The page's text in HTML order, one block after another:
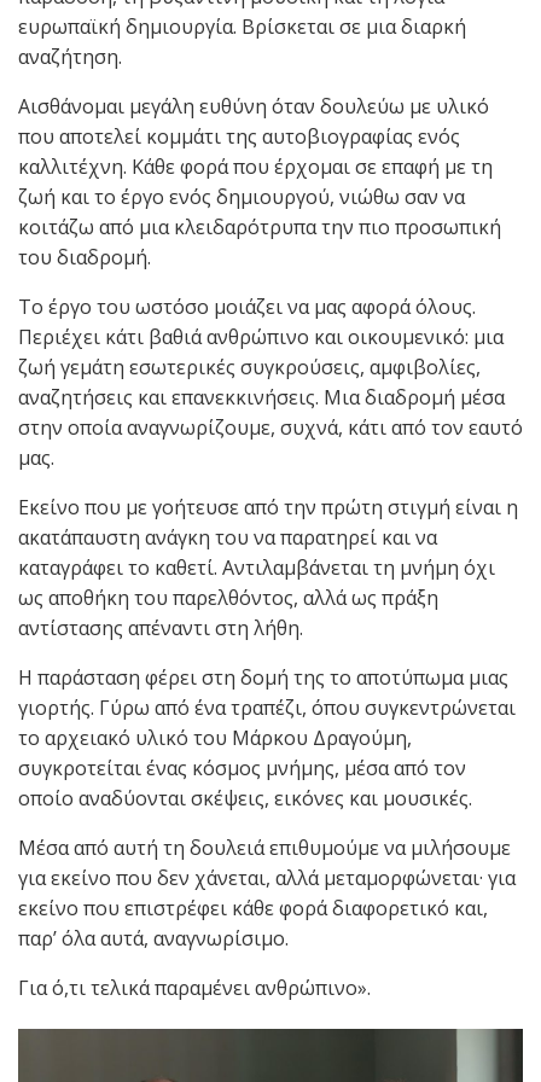
ευρωπαϊκή δημιουργία. Βρίσκεται σε μια διαρκή
αναζήτηση.
Αισθάνομαι μεγάλη ευθύνη όταν δουλεύω με υλικό
που αποτελεί κομμάτι της αυτοβιογραφίας ενός
καλλιτέχνη. Κάθε φορά που έρχομαι σε επαφή με τη
ζωή και το έργο ενός δημιουργού, νιώθω σαν να
κοιτάζω από μια κλειδαρότρυπα την πιο προσωπική
του διαδρομή.
Το έργο του ωστόσο μοιάζει να μας αφορά όλους.
Περιέχει κάτι βαθιά ανθρώπινο και οικουμενικό: μια
ζωή γεμάτη εσωτερικές συγκρούσεις, αμφιβολίες,
αναζητήσεις και επανεκκινήσεις. Μια διαδρομή μέσα
στην οποία αναγνωρίζουμε, συχνά, κάτι από τον εαυτό
μας.
Εκείνο που με γοήτευσε από την πρώτη στιγμή είναι η
ακατάπαυστη ανάγκη του να παρατηρεί και να
καταγράφει το καθετί. Αντιλαμβάνεται τη μνήμη όχι
ως αποθήκη του παρελθόντος, αλλά ως πράξη
αντίστασης απέναντι στη λήθη.
Η παράσταση φέρει στη δομή της το αποτύπωμα μιας
γιορτής. Γύρω από ένα τραπέζι, όπου συγκεντρώνεται
το αρχειακό υλικό του Μάρκου Δραγούμη,
συγκροτείται ένας κόσμος μνήμης, μέσα από τον
οποίο αναδύονται σκέψεις, εικόνες και μουσικές.
Μέσα από αυτή τη δουλειά επιθυμούμε να μιλήσουμε
για εκείνο που δεν χάνεται, αλλά μεταμορφώνεται· για
εκείνο που επιστρέφει κάθε φορά διαφορετικό και,
παρ’ όλα αυτά, αναγνωρίσιμο.
Για ό,τι τελικά παραμένει ανθρώπινο».